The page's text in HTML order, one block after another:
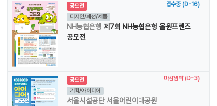
공모전
접수중 (D-16)
디자인/패션/제품
NH농협은행 제7회 NH농협은행 올원프렌즈
공모전
공모전
마감임박 (D-3)
기획/아이디어
서울시설공단 서울어린이대공원